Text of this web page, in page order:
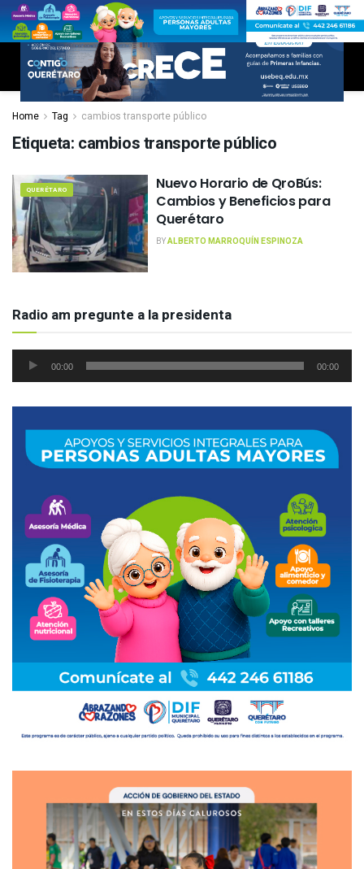
Home Tag cambios transporte público
Etiqueta: cambios transporte público
QUERÉTARO
Nuevo Horario de QroBús:
Cambios y Beneficios para
Querétaro
BYALBERTO MARROQUÍN ESPINOZA
Radio am pregunte a la presidenta
Reproductor
00:00 00:00